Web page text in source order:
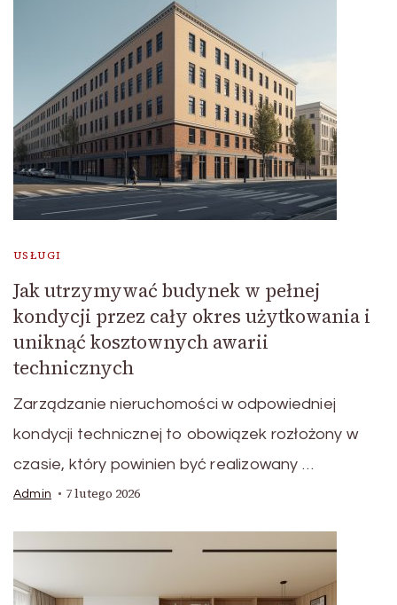
USŁUGI
Jak utrzymywać budynek w pełnej
kondycji przez cały okres użytkowania i
uniknąć kosztownych awarii
technicznych
Zarządzanie nieruchomości w odpowiedniej
kondycji technicznej to obowiązek rozłożony w
czasie, który powinien być realizowany …
Admin 7 lutego 2026